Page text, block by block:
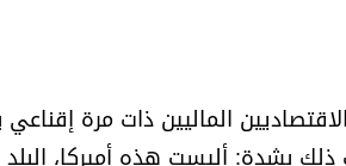
الماليين ذات مرة